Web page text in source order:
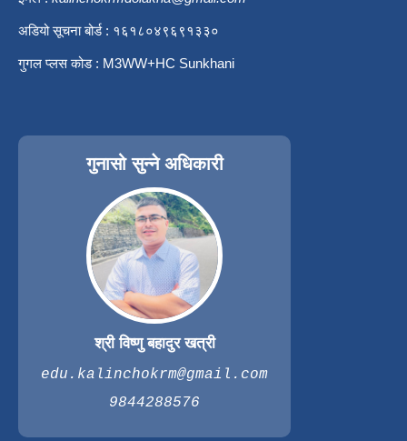
अडियो सूचना बोर्ड : १६१८०४९६९१३३०
गुगल प्लस कोड : M3WW+HC Sunkhani
गुनासो सुन्ने अधिकारी
श्री विष्णु बहादुर खत्री
edu.kalinchokrm@gmail.com
9844288576